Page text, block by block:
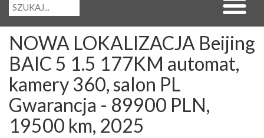
NOWA LOKALIZACJA Beijing
BAIC 5 1.5 177KM automat,
kamery 360, salon PL
Gwarancja - 89900 PLN,
19500 km, 2025